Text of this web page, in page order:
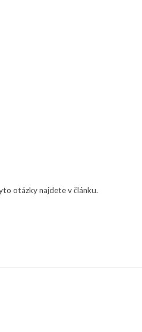
otázky najdete v článku.